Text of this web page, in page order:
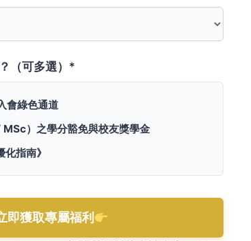
（可多選）*
會綠色通道
MSc）之學分豁免與校友獎學金
指南》
即獲取專屬福利